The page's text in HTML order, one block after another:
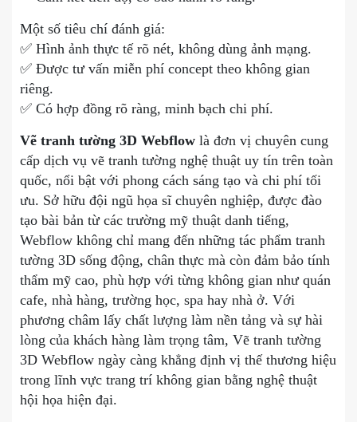
Một số tiêu chí đánh giá:
✅ Hình ảnh thực tế rõ nét, không dùng ảnh mạng.
✅ Được tư vấn miễn phí concept theo không gian
riêng.
✅ Có hợp đồng rõ ràng, minh bạch chi phí.
Vẽ tranh tường 3D Webflow là đơn vị chuyên cung
cấp dịch vụ vẽ tranh tường nghệ thuật uy tín trên toàn
quốc, nổi bật với phong cách sáng tạo và chi phí tối
ưu. Sở hữu đội ngũ họa sĩ chuyên nghiệp, được đào
tạo bài bản từ các trường mỹ thuật danh tiếng,
Webflow không chỉ mang đến những tác phẩm tranh
tường 3D sống động, chân thực mà còn đảm bảo tính
thẩm mỹ cao, phù hợp với từng không gian như quán
cafe, nhà hàng, trường học, spa hay nhà ở. Với
phương châm lấy chất lượng làm nền tảng và sự hài
lòng của khách hàng làm trọng tâm, Vẽ tranh tường
3D Webflow ngày càng khẳng định vị thế thương hiệu
trong lĩnh vực trang trí không gian bằng nghệ thuật
hội họa hiện đại.